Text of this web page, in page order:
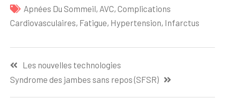
Apnées Du Sommeil, AVC, Complications
Cardiovasculaires, Fatigue, Hypertension, Infarctus
Les nouvelles technologies
Syndrome des jambes sans repos (SFSR)